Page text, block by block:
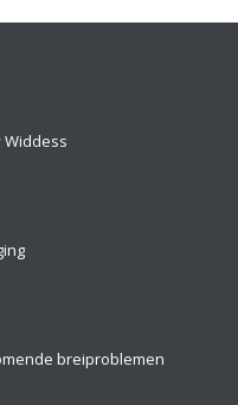
Widdess
breiproblemen